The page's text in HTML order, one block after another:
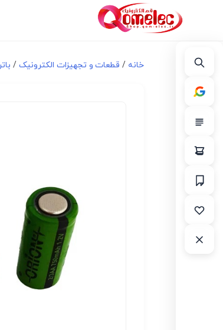
خانه / قطعات و تجهیزات الکترونیک /